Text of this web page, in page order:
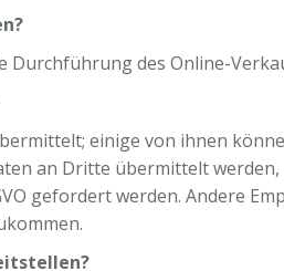
des Online-
einige von ihnen
an Dritte übermittelt
gefordert werden. Andere